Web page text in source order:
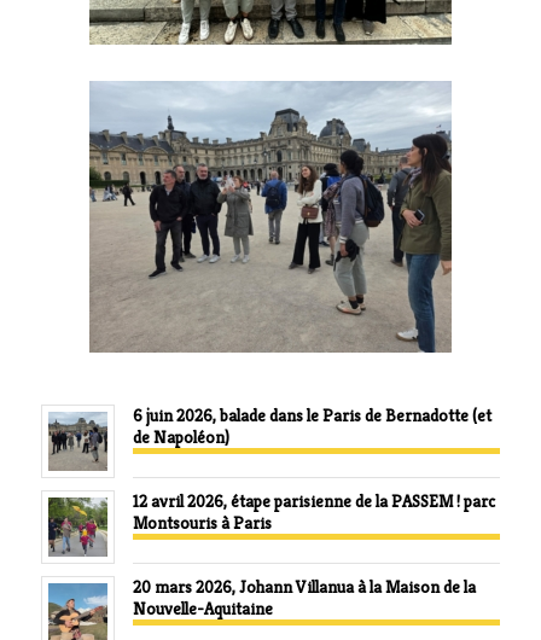
6 juin 2026, balade dans le Paris de Bernadotte (et
de Napoléon)
12 avril 2026, étape parisienne de la PASSEM ! parc
Montsouris à Paris
20 mars 2026, Johann Villanua à la Maison de la
Nouvelle-Aquitaine